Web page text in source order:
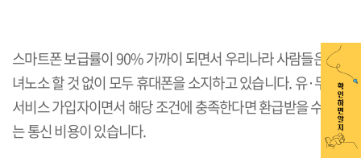
스마트폰 보급률이 90% 가까이 되면서 우리나라 사람들은 남
녀노소 할 것 없이 모두 휴대폰을 소지하고 있습니다. 유·무선
서비스 가입자이면서 해당 조건에 충족한다면 환급받을 수 있
는 통신 비용이 있습니다.